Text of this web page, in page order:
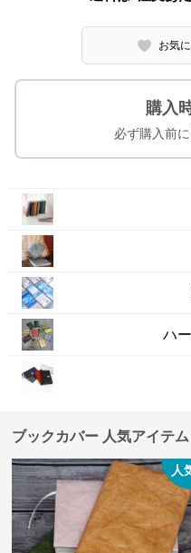
お気
購入
必ず購入前
ハ
ブックカバー 人気アイテム
人